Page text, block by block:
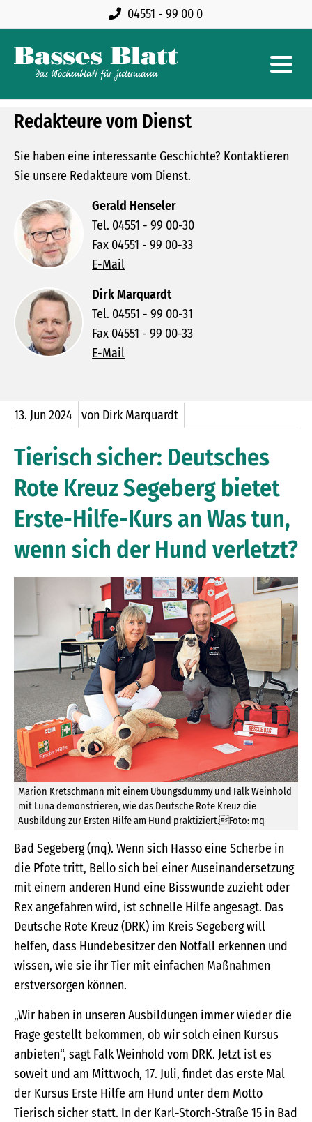
04551 - 99 00 0
Redakteure vom Dienst
Sie haben eine interessante Geschichte? Kontaktieren
Sie unsere Redakteure vom Dienst.
Gerald Henseler
Tel. 04551 - 99 00-30
Fax 04551 - 99 00-33
E-Mail
Dirk Marquardt
Tel. 04551 - 99 00-31
Fax 04551 - 99 00-33
E-Mail
13. Jun2024 von Dirk Marquardt
Tierisch sicher: Deutsches
Rote Kreuz Segeberg bietet
Erste-Hilfe-Kurs an Was tun,
wenn sich der Hund verletzt?
Marion Kretschmann mit einem Übungsdummy und Falk Weinhold
mit Luna demonstrieren, wie das Deutsche Rote Kreuz die
Ausbildung zur Ersten Hilfe am Hund praktiziert.Foto: mq
Bad Segeberg (mq). Wenn sich Hasso eine Scherbe in
die Pfote tritt, Bello sich bei einer Auseinandersetzung
mit einem anderen Hund eine Bisswunde zuzieht oder
Rex angefahren wird, ist schnelle Hilfe angesagt. Das
Deutsche Rote Kreuz (DRK) im Kreis Segeberg will
helfen, dass Hundebesitzer den Notfall erkennen und
wissen, wie sie ihr Tier mit einfachen Maßnahmen
erstversorgen können.
„Wir haben in unseren Ausbildungen immer wieder die
Frage gestellt bekommen, ob wir solch einen Kursus
anbieten“, sagt Falk Weinhold vom DRK. Jetzt ist es
soweit und am Mittwoch, 17. Juli, findet das erste Mal
der Kursus Erste Hilfe am Hund unter dem Motto
Tierisch sicher statt. In der Karl-Storch-Straße 15 in Bad